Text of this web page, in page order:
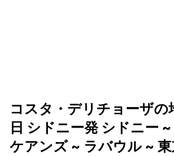
コスタ・デリチョーザ
日 シドニー発 シドニー
ケアンズ ~ ラバウル ~